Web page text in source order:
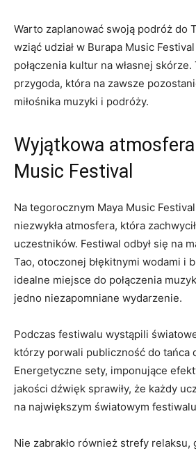
Warto zaplanować swoją podróż do
wziąć udział w​ Burapa Music‍
połączenia kultur na‍ własnej
przygoda, która na ⁤zawsze
miłośnika muzyki‍ i podróży.
Wyjątkowa
Music Festival
Na tegorocznym Maya Music​
niezwykła atmosfera, która
uczestników. Festiwal odbył się na
Tao, otoczonej błękitnymi wodami i‍
idealne miejsce do połączenia
jedno niezapomniane wydarzenie.
Podczas festiwalu wystąpili
którzy porwali publiczność do tańca
Energetyczne sety, imponujące
​jakości dźwięk sprawiły, że każdy
na największym światowym
Nie zabrakło również strefy ⁤relaksu,